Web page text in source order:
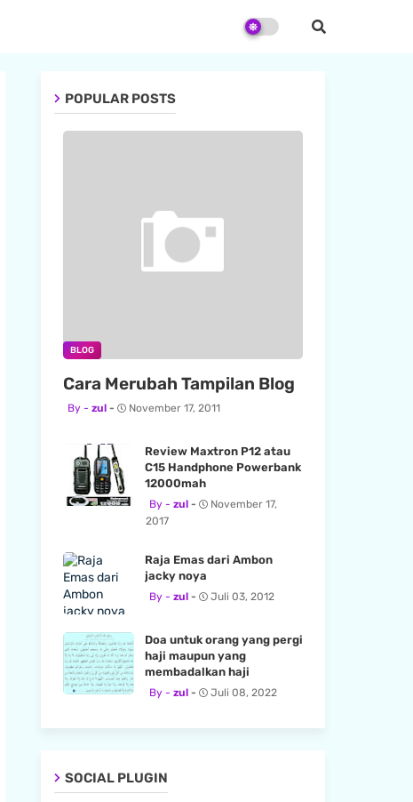
POPULAR POSTS
BLOG
Cara Merubah Tampilan Blog
zul November 17, 2011
Review Maxtron P12 atau
C15 Handphone Powerbank
12000mah
zul
November 17,
2017
Raja Emas dari Ambon
jacky noya
zul Juli 03, 2012
Doa untuk orang yang pergi
haji maupun yang
membadalkan haji
zul Juli 08, 2022
SOCIAL PLUGIN